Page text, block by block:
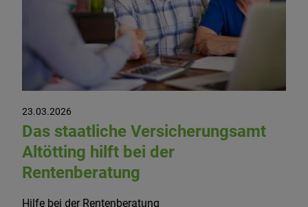
23.03.2026
Das staatliche Versicherungsamt
Altötting hilft bei der
Rentenberatung
Hilfe bei der Rentenberatung